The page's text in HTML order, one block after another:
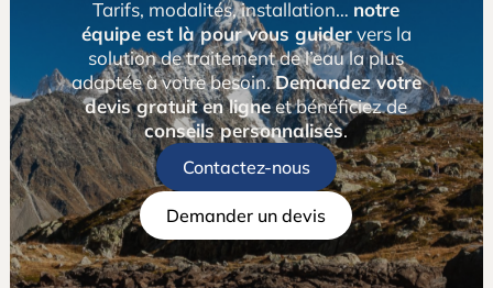
Tarifs, modalités, installation… notre
équipe est là pour vous guidervers la
solution de traitement de l’eau la plus
adaptée à votre besoin.Demandez votre
devis gratuit en ligneet bénéficiez de
conseils personnalisés.
Contactez-nous
Demander un devis